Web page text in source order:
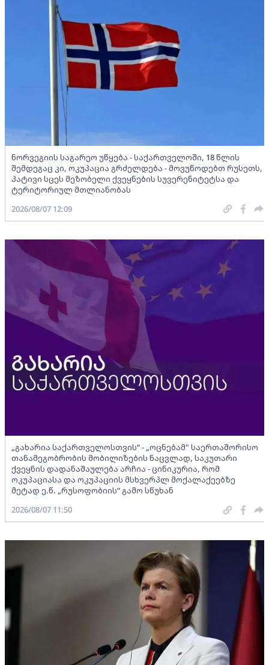
ნორვეგიის საგარეო უწყება - საქართველოში, 18 წლის
შემდეგაც კი, ოკუპაცია გრძელდება - მოვუწოდებთ რუსეთს,
პატივი სცეს მეზობელი ქვეყნების სუვერენიტეტსა და
ტერიტორიულ მთლიანობას
2026/08/07 12:09
„გახარია საქართველოსთვის“ - „ოცნებამ" საერთაშორისო
თანამეგობრობის მობილიზების ნაცვლად, საკუთარი
ქვეყნის დადანაშაულება არჩია - ცინიკურია, რომ
ოკუპაციასა და ოკუპაციის მსხვერპლ მოქალაქეებზე
მეტად ე.წ. „რუსოფობიის“ გამო სწუხან
2026/08/07 11:50